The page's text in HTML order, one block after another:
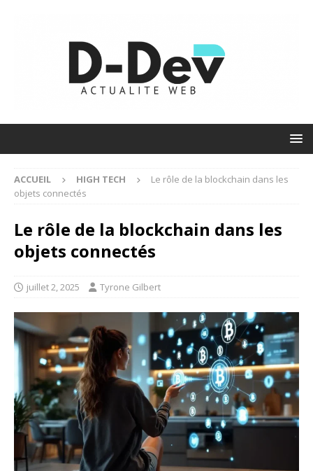
ACCUEIL HIGH TECH
Le rôle de la blockchain dans les
objets connectés
Le rôle de la blockchain dans les
objets connectés
juillet 2, 2025 Tyrone Gilbert